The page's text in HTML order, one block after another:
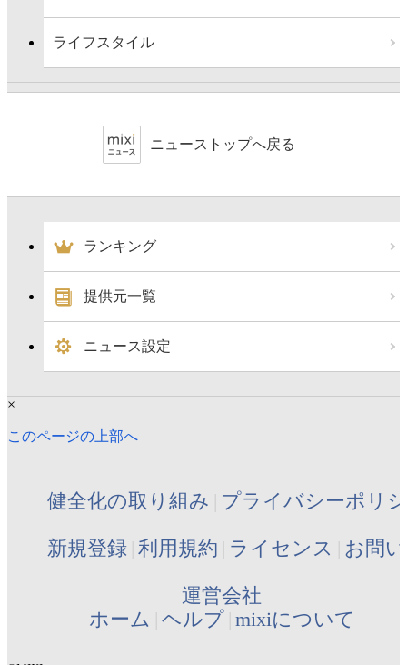
ライフスタイル
ニューストップへ戻る
ランキング
提供元一覧
ニュース設定
×
このページの上部へ
健全化の取り組み プライバシーポリ
新規登録 利用規約 ライセンス お問
運営会社
ホーム ヘルプ mixiについて